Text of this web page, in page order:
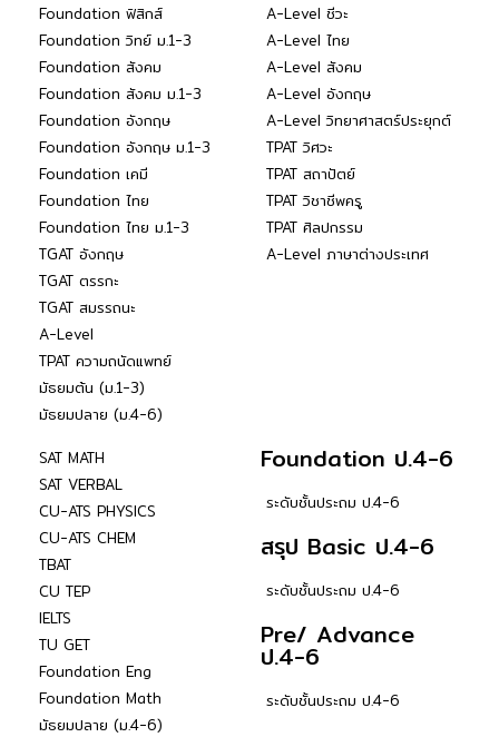
Foundation ฟิสิกส์
Foundation วิทย์ ม.1-3
Foundation สังคม
Foundation สังคม ม.1-3
Foundation อังกฤษ
Foundation อังกฤษ ม.1-3
Foundation เคมี
Foundation ไทย
Foundation ไทย ม.1-3
TGAT อังกฤษ
TGAT ตรรกะ
TGAT สมรรถนะ
A-Level
TPAT ความถนัดแพทย์
มัธยมต้น (ม.1-3)
มัธยมปลาย (ม.4-6)
A-Level ชีวะ
A-Level ไทย
A-Level สังคม
A-Level อังกฤษ
A-Level วิทยาศาสตร์ประยุกต์
TPAT วิศวะ
TPAT สถาปัตย์
TPAT วิชาชีพครู
TPAT ศิลปกรรม
A-Level ภาษาต่างประเทศ
SAT MATH
SAT VERBAL
CU-ATS PHYSICS
CU-ATS CHEM
TBAT
CU TEP
IELTS
TU GET
Foundation Eng
Foundation Math
มัธยมปลาย (ม.4-6)
Foundation ป.4-6
ระดับชั้นประถม ป.4-6
สรุป Basic ป.4-6
ระดับชั้นประถม ป.4-6
Pre/ Advance
ป.4-6
ระดับชั้นประถม ป.4-6